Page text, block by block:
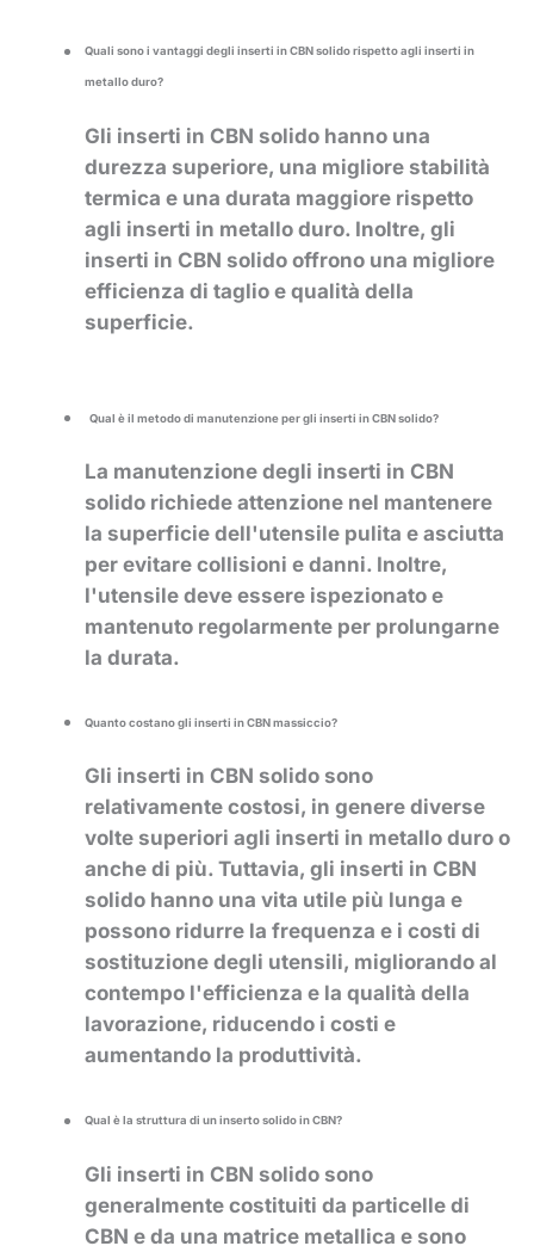
Quali sono i vantaggi degli inserti in CBN solido rispetto agli inserti in
metallo duro?
Gli inserti in CBN solido hanno una
durezza superiore, una migliore stabilità
termica e una durata maggiore rispetto
agli inserti in metallo duro. Inoltre, gli
inserti in CBN solido offrono una migliore
efficienza di taglio e qualità della
superficie.
Qual è il metodo di manutenzione per gli inserti in CBN solido?
La manutenzione degli inserti in CBN
solido richiede attenzione nel mantenere
la superficie dell'utensile pulita e asciutta
per evitare collisioni e danni. Inoltre,
l'utensile deve essere ispezionato e
mantenuto regolarmente per prolungarne
la durata.
Quanto costano gli inserti in CBN massiccio?
Gli inserti in CBN solido sono
relativamente costosi, in genere diverse
volte superiori agli inserti in metallo duro o
anche di più. Tuttavia, gli inserti in CBN
solido hanno una vita utile più lunga e
possono ridurre la frequenza e i costi di
sostituzione degli utensili, migliorando al
contempo l'efficienza e la qualità della
lavorazione, riducendo i costi e
aumentando la produttività.
Qual è la struttura di un inserto solido in CBN?
Gli inserti in CBN solido sono
generalmente costituiti da particelle di
CBN e da una matrice metallica e sono